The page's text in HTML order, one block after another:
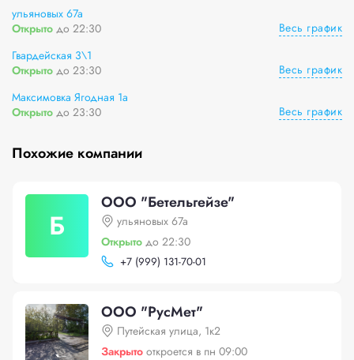
ульяновых 67а
Открыто до 22:30
Весь график
Гвардейская 3\1
Открыто до 23:30
Весь график
Максимовка Ягодная 1а
Открыто до 23:30 Весь график
Похожие компании
Б
ООО "Бетельгейзе"
ульяновых 67а
Открыто до 22:30
+7 (999) 131-70-01
ООО "РусМет"
Путейская улица, 1к2
Закрыто откроется в пн 09:00